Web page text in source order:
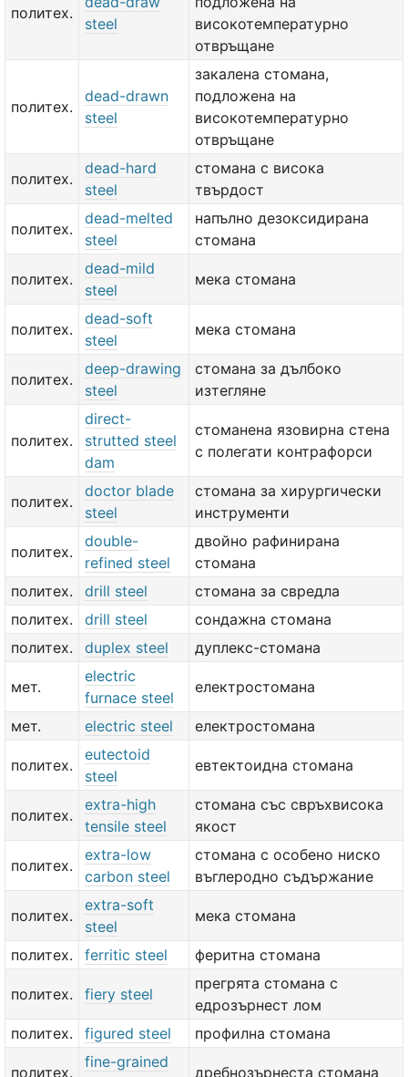
политех.
steel
високотемпературно
отвръщане
политех.
dead-drawn
steel
закалена стомана,
подложена на
високотемпературно
отвръщане
политех.
dead-hard
steel
стомана с висока
твърдост
политех.
dead-melted
steel
напълно дезоксидирана
стомана
политех.
dead-mild
steel
мека стомана
политех.
dead-soft
steel
мека стомана
политех.
deep-drawing
steel
стомана за дълбоко
изтегляне
политех.
direct-
strutted steel
dam
стоманена язовирна стена
с полегати контрафорси
политех.
doctor blade
steel
стомана за хирургически
инструменти
политех.
double-
refined steel
двойно рафинирана
стомана
политех.
drill steel
стомана за свредла
политех.
drill steel
сондажна стомана
политех.
duplex steel дуплекс-стомана
мет.
electric
furnace steel
електростомана
мет. electric steel електростомана
политех.
eutectoid
steel
евтектоидна стомана
политех.
extra-high
tensile steel
стомана със свръхвисока
якост
политех.
extra-low
carbon steel
стомана с особено ниско
въглеродно съдържание
политех.
extra-soft
steel
мека стомана
политех. ferritic steel феритна стомана
политех. fiery steel
прегрята стомана с
едрозърнест лом
политех.
figured steel профилна стомана
политех.
fine-grained
дребнозърнеста стомана